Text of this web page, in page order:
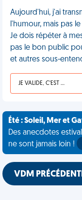
Aujourd'hui, j'ai
l'humour, mais pas
Je dois répéter à
pas le bon public
et autres sous-
JE VALIDE, C'EST UNE VDM
Été : Soleil, Mer et
Des anecdotes
ne sont jamais loin !
VDM